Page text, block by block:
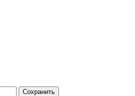
Сохранить